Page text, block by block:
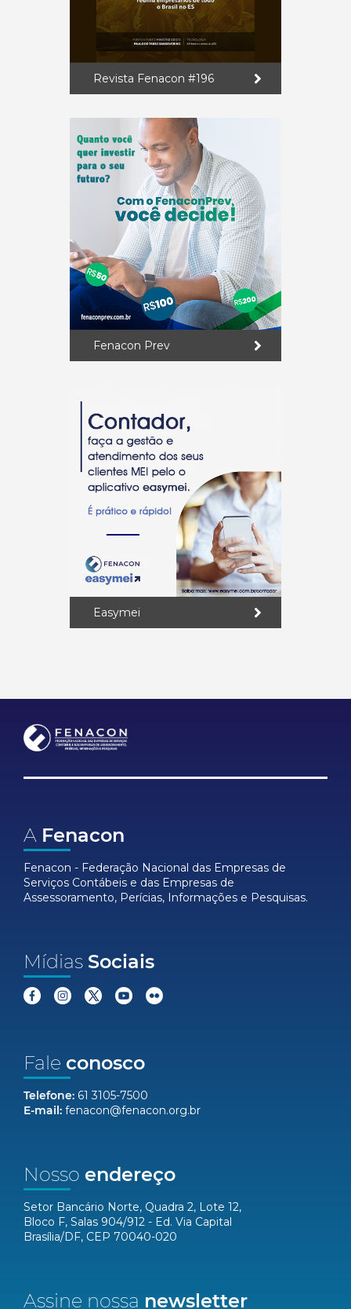
Revista Fenacon #196
Fenacon Prev
Easymei
A Fenacon
Fenacon - Federação Nacional das Empresas de
Serviços Contábeis e das Empresas de
Assessoramento, Perícias, Informações e Pesquisas.
Mídias Sociais
Fale conosco
Telefone: 61 3105-7500
E-mail: fenacon@fenacon.org.br
Nosso endereço
Setor Bancário Norte, Quadra 2, Lote 12,
Bloco F, Salas 904/912 - Ed. Via Capital
Brasília/DF, CEP 70040-020
Assine nossa newsletter